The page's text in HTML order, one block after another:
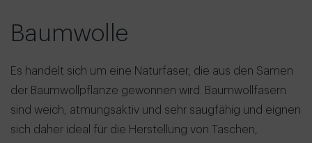
Baumwolle
Es handelt sich um eine Naturfaser, die aus den Samen
der Baumwollpflanze gewonnen wird. Baumwollfasern
sind weich, atmungsaktiv und sehr saugfähig und eignen
sich daher ideal für die Herstellung von Taschen,